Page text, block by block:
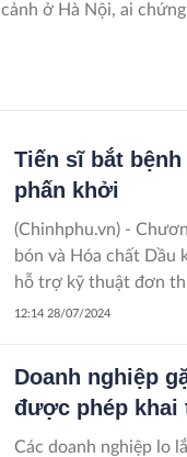
ở Hà Nội, ai
Tiến sĩ bắt
phấn khởi
(Chinhphu.vn) -
bón và Hóa chất Dầu
hỗ trợ kỹ thuật đơn
dân Việt Nam nâng
12:14 28/07/2024
Doanh nghiệp
được phép khai
Các doanh nghiệp lo